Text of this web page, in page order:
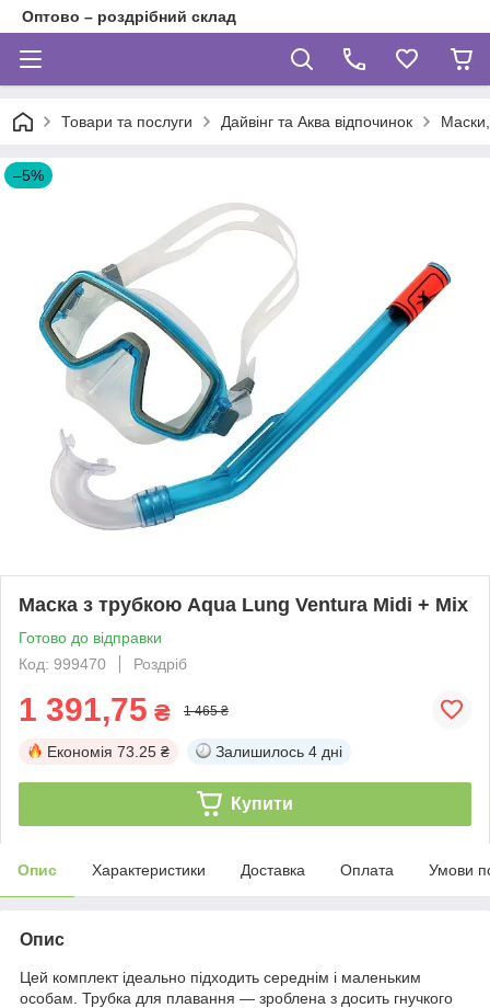
Оптово – роздрібний склад
Товари та послуги Дайвінг та Аква відпочинок
–5%
Маска з трубкою Aqua Lung Ventura Midi + Mix
Готово до відправки
Код: 999470
Роздріб
1 391,75 ₴ 1 465 ₴
Економія 73.25 ₴ Залишилось 4 дні
Купити
Опис Характеристики Доставка Оплата Умови
Опис
Цей комплект ідеально підходить середнім і маленьким
особам. Трубка для плавання — зроблена з досить гнучкого